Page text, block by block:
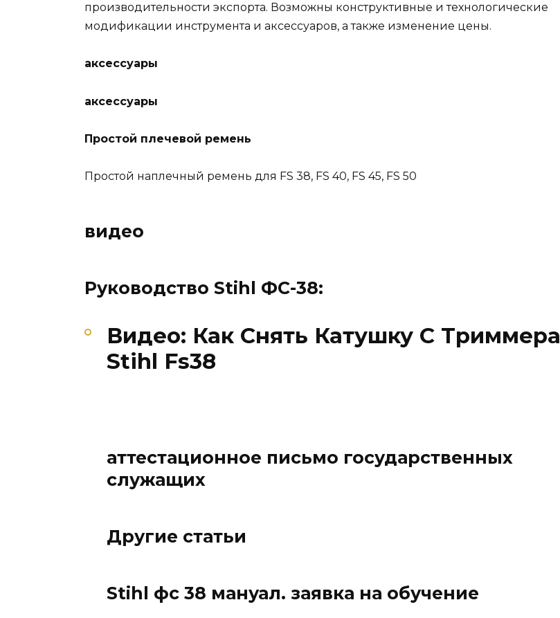
производительности экспорта. Возможны конструктивные и технологические
модификации инструмента и аксессуаров, а также изменение цены.
аксессуары
аксессуары
Простой плечевой ремень
Простой наплечный ремень для FS 38, FS 40, FS 45, FS 50
видео
Руководство Stihl ФС-38:
Видео: Как Снять Катушку С Триммера
Stihl Fs38
аттестационное письмо государственных
служащих
Другие статьи
Stihl фс 38 мануал. заявка на обучение